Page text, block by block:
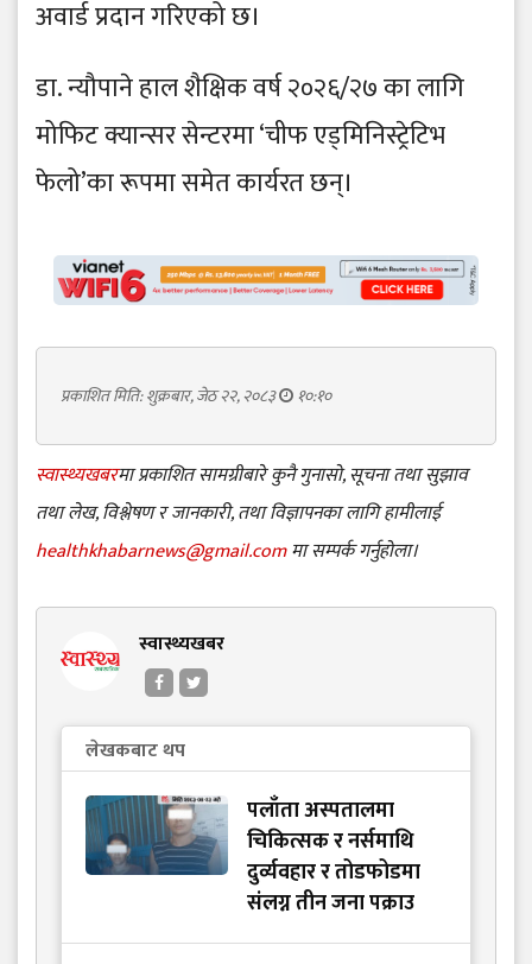
अवार्ड प्रदान गरिएको छ।
डा. न्यौपाने हाल शैक्षिक वर्ष २०२६/२७ का लागि
मोफिट क्यान्सर सेन्टरमा ‘चीफ एड्मिनिस्ट्रेटिभ
फेलो’का रूपमा समेत कार्यरत छन्।
प्रकाशित मिति: शुक्रबार, जेठ २२, २०८३ १०:१०
स्वास्थ्यखबरमा प्रकाशित सामग्रीबारे कुनै गुनासो, सूचना तथा सुझाव
तथा लेख, विश्लेषण र जानकारी, तथा विज्ञापनका लागि हामीलाई
healthkhabarnews@gmail.comमा सम्पर्क गर्नुहोला।
स्वास्थ्यखबर
लेखकबाट थप
पलाँता अस्पतालमा
चिकित्सक र नर्समाथि
दुर्व्यवहार र तोडफोडमा
संलग्न तीन जना पक्राउ